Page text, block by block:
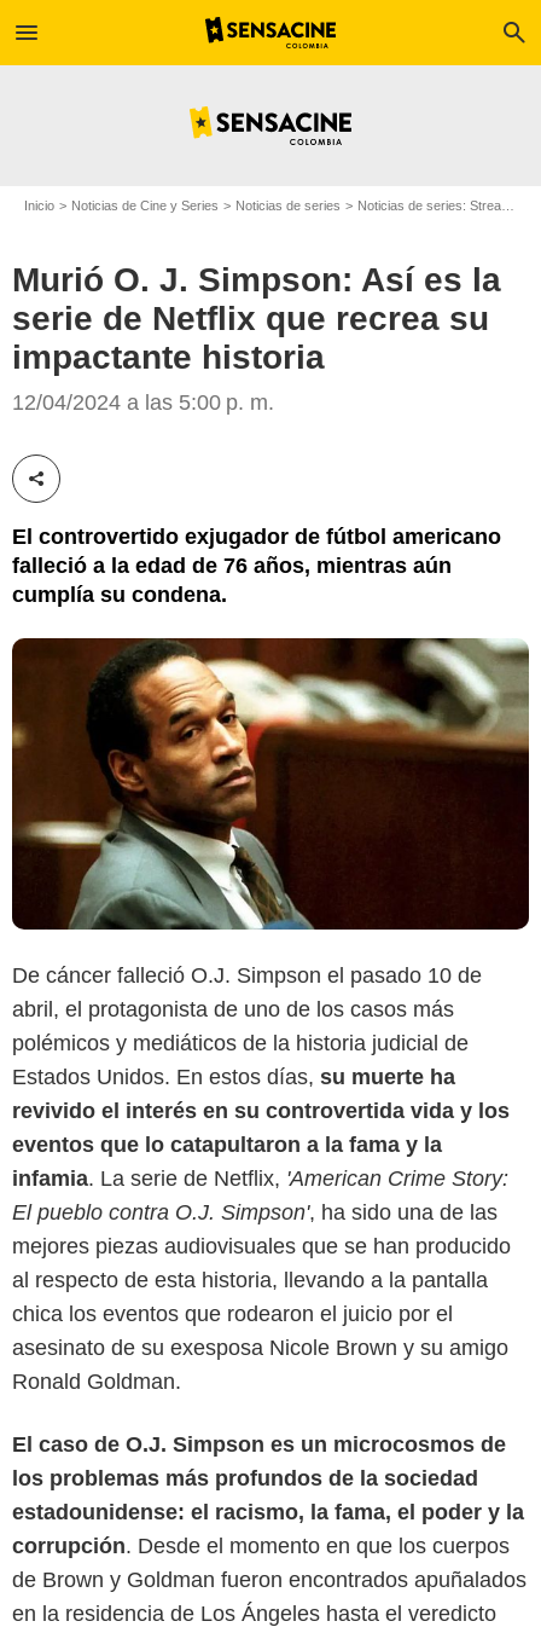
menu search
Inicio Noticias de Cine y Series Noticias de series Noticias de series: Streaming
Murió O. J. Simpson: Así es la
serie de Netflix que recrea su
impactante historia
12/04/2024 a las 5:00 p. m.
Compartir esta noticia
El controvertido exjugador de fútbol americano
falleció a la edad de 76 años, mientras aún
cumplía su condena.
Google
De cáncer falleció O.J. Simpson el pasado 10 de
abril, el protagonista de uno de los casos más
polémicos y mediáticos de la historia judicial de
Estados Unidos. En estos días, su muerte ha
revivido el interés en su controvertida vida y los
eventos que lo catapultaron a la fama y la
infamia. La serie de Netflix, 'American Crime Story:
El pueblo contra O.J. Simpson', ha sido una de las
mejores piezas audiovisuales que se han producido
al respecto de esta historia, llevando a la pantalla
chica los eventos que rodearon el juicio por el
asesinato de su exesposa Nicole Brown y su amigo
Ronald Goldman.
El caso de O.J. Simpson es un microcosmos de
los problemas más profundos de la sociedad
estadounidense: el racismo, la fama, el poder y la
corrupción. Desde el momento en que los cuerpos
de Brown y Goldman fueron encontrados apuñalados
en la residencia de Los Ángeles hasta el veredicto
Netflix